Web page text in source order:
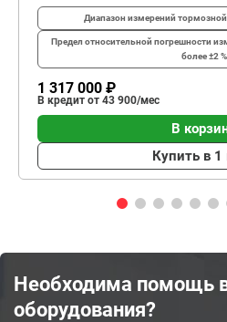
Диапазон измерений
Предел относительной погрешности
более ±2 %
1 317 000 ₽
В кредит от 43 900/мес
В
Купить в 1
Необходима помощь
оборудования?